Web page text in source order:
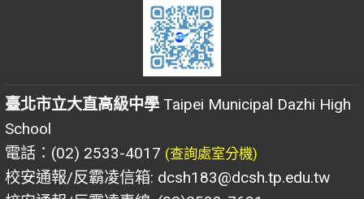
臺北市立大直高級中學 Taipei Municipal Dazhi High
School
電話：(02) 2533-4017 (查詢處室分機)
校安通報/反霸凌信箱: dcsh183@dcsh.tp.edu.tw